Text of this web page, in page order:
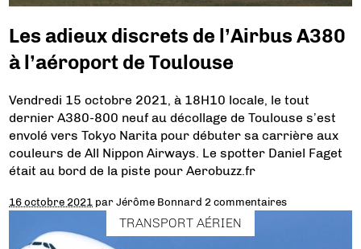
Les adieux discrets de l’Airbus A380
à l’aéroport de Toulouse
Vendredi 15 octobre 2021, à 18H10 locale, le tout
dernier A380-800 neuf au décollage de Toulouse s’est
envolé vers Tokyo Narita pour débuter sa carrière aux
couleurs de All Nippon Airways. Le spotter Daniel Faget
était au bord de la piste pour Aerobuzz.fr
16 octobre 2021 parJérôme Bonnard 2 commentaires
TRANSPORT AÉRIEN